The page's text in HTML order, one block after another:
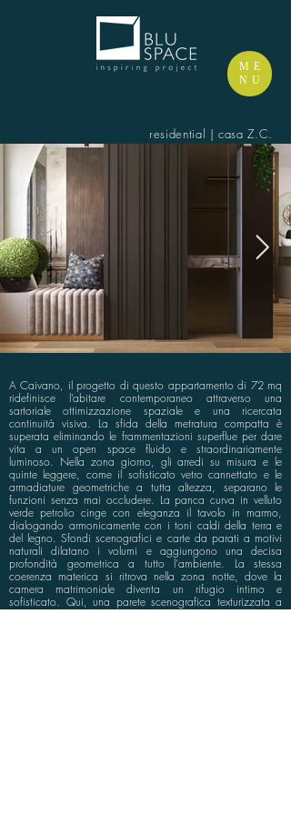
ME
NU
residential | casa Z.C.
A Caivano, il progetto di questo appartamento di 72 mq
ridefinisce l’abitare contemporaneo attraverso una
sartoriale ottimizzazione spaziale e una ricercata
continuità visiva. La sfida della metratura compatta è
superata eliminando le frammentazioni superflue per dare
vita a un open space fluido e straordinariamente
luminoso. Nella zona giorno, gli arredi su misura e le
quinte leggere, come il sofisticato vetro cannettato e le
armadiature geometriche a tutta altezza, separano le
funzioni senza mai occludere. La panca curva in velluto
verde petrolio cinge con eleganza il tavolo in marmo,
dialogando armonicamente con i toni caldi della terra e
del legno. Sfondi scenografici e carte da parati a motivi
naturali dilatano i volumi e aggiungono una decisa
profondità geometrica a tutto l'ambiente. La stessa
coerenza materica si ritrova nella zona notte, dove la
camera matrimoniale diventa un rifugio intimo e
sofisticato. Qui, una parete scenografica texturizzata a
motivi verticali ocra e antracite fa da testata al letto,